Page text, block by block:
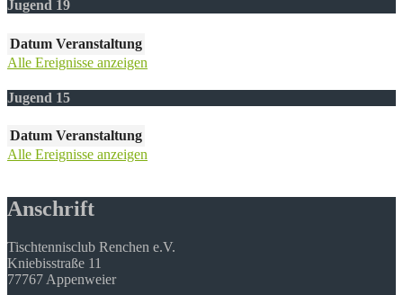
Jugend 19
Datum Veranstaltung
Alle Ereignisse anzeigen
Jugend 15
Datum Veranstaltung
Alle Ereignisse anzeigen
Anschrift
Tischtennisclub Renchen e.V.
Kniebisstraße 11
77767 Appenweier